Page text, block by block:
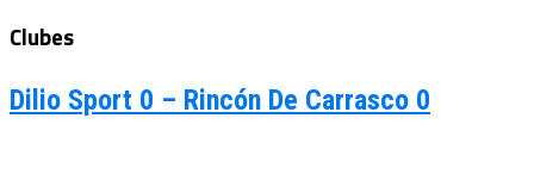
Clubes
Dilio Sport 0 – Rincón De Carrasco 0